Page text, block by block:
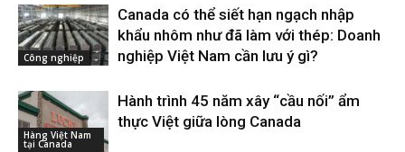
Công nghiệp
Canada có thể siết hạn ngạch nhập
khẩu nhôm như đã làm với thép: Doanh
nghiệp Việt Nam cần lưu ý gì?
Hàng Việt Nam
tại Canada
Hành trình 45 năm xây “cầu nối” ẩm
thực Việt giữa lòng Canada